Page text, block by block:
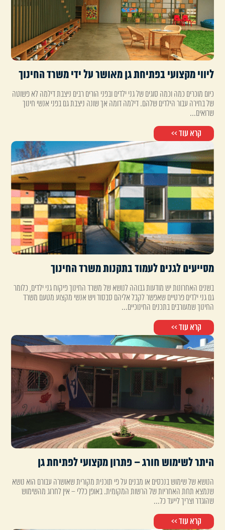
ליווי מקצועי בפתיחת גן מאושר על ידי משרד החינוך
כיום מוכרים כמה וכמה סוגים של גני ילדים ובפני הורים רבים ניצבת דילמה לא פשוטה
של בחירה עבור הילדים שלהם. דילמה דומה אך שונה ניצבת גם בפני אנשי חינוך
שרואים...
קרא עוד >>
מסייעים לגנים לעמוד בתקנות משרד החינוך
בשנים האחרונות יש מודעות גבוהה לנושא של משרד החינוך פיקוח גני ילדים, כלומר
גם גני ילדים פרטיים שאפשר לקבל אליהם סבסוד ויש אנשי מקצוע מטעם משרד
החינוך שמעורבים בתכנים החינוכיים...
קרא עוד >>
היתר לשימוש חורג – פתרון מקצועי לפתיחת גן
הנושא של שימוש בנכסים או מבנים על פי תוכנית מקורית שאושרה עבורם הוא נושא
שנמצא תחת האחריות של הרשות המקומית. באופן כללי – אין לחרוג מהשימוש
שהוגדר וצריך לייעד כל...
קרא עוד >>